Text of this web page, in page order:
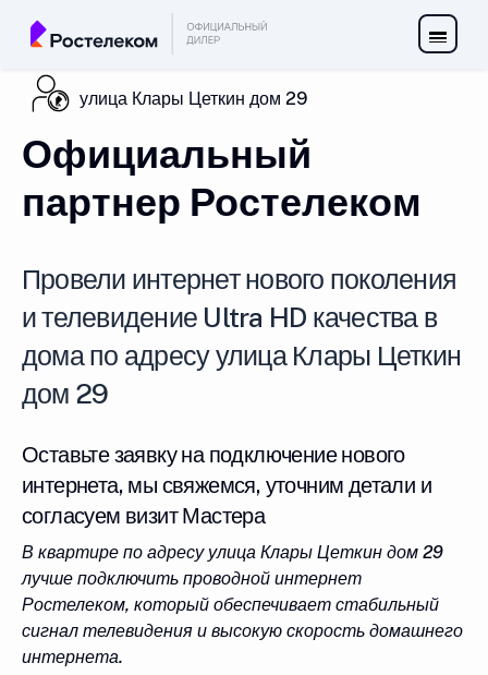
улица Клары Цеткин дом 29
Официальный
партнер Ростелеком
Провели интернет нового поколения
и телевидение Ultra HD качества в
дома по адресу улица Клары Цеткин
дом 29
Оставьте заявку на подключение нового
интернета, мы свяжемся, уточним детали и
согласуем визит Мастера
В квартире по адресу улица Клары Цеткин дом 29
лучше подключить проводной интернет
Ростелеком, который обеспечивает стабильный
сигнал телевидения и высокую скорость домашнего
интернета.